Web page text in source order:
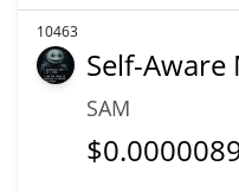
10463
Self-Aware
SAM
$